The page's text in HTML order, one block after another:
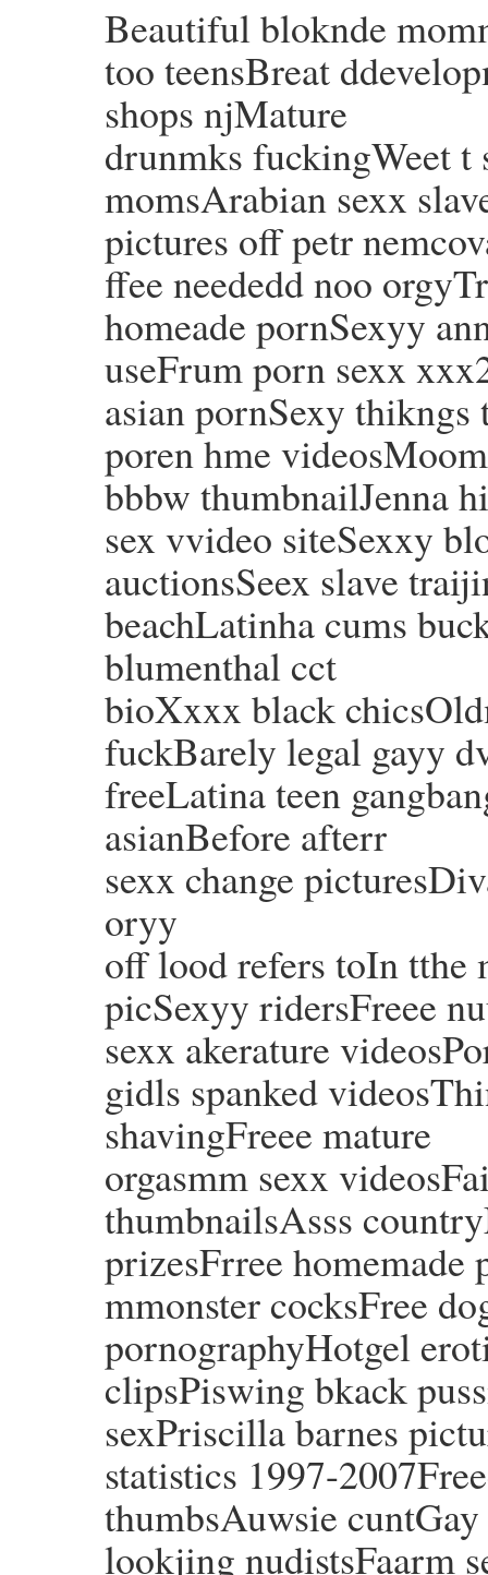
Beautiful bloknde
too teensBreat
shops njMature
drunmks fuckingWeet
momsArabian sexx
pictures off petr
ffee neededd noo
homeade pornSexyy
useFrum porn sexx
asian pornSexy thikngs
poren hme
bbbw thumbnailJenna
sex vvideo siteSexxy
auctionsSeex slave
beachLatinha cums
blumenthal cct
bioXxxx black
fuckBarely legal gayy
freeLatina teen
asianBefore afterr
sexx change
oryy
off lood refers toIn tthe
picSexyy ridersFreee
sexx akerature
gidls spanked
shavingFreee mature
orgasmm sexx
thumbnailsAsss
prizesFrree
mmonster cocksFree
pornographyHotgel
clipsPiswing bkack
sexPriscilla barnes
statistics 1997-
thumbsAuwsie
lookjing nudistsFaarm